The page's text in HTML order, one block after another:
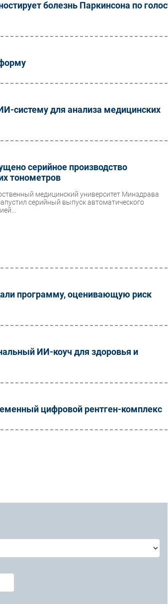
болезнь Паркинсона по
систему для анализа медицинских
серийное производство
тонометров
медицинский университет Минздрава
серийный выпуск автоматического
программу, оценивающую риск
ИИ-коуч для здоровья и
цифровой рентген-комплекс